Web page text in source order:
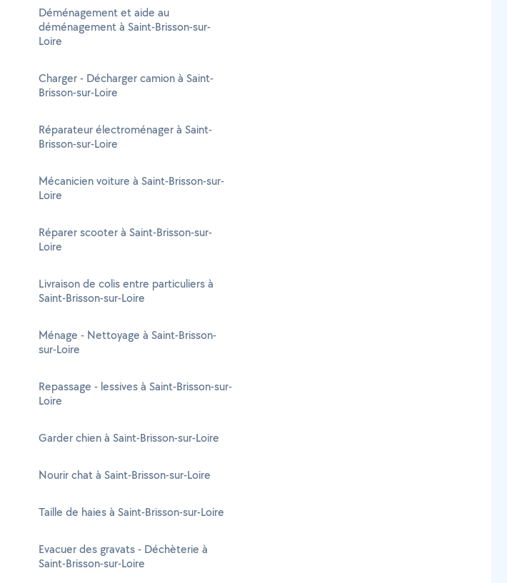
Déménagement et aide au
déménagement à Saint-Brisson-sur-
Loire
Charger - Décharger camion à Saint-
Brisson-sur-Loire
Réparateur électroménager à Saint-
Brisson-sur-Loire
Mécanicien voiture à Saint-Brisson-sur-
Loire
Réparer scooter à Saint-Brisson-sur-
Loire
Livraison de colis entre particuliers à
Saint-Brisson-sur-Loire
Ménage - Nettoyage à Saint-Brisson-
sur-Loire
Repassage - lessives à Saint-Brisson-sur-
Loire
Garder chien à Saint-Brisson-sur-Loire
Nourir chat à Saint-Brisson-sur-Loire
Taille de haies à Saint-Brisson-sur-Loire
Evacuer des gravats - Déchèterie à
Saint-Brisson-sur-Loire